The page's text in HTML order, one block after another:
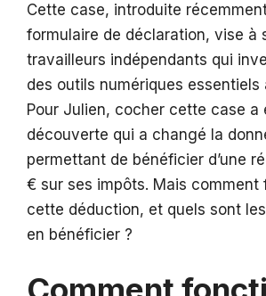
Cette case, introduite
formulaire de déclaration, vise à
travailleurs indépendants qui
des outils numériques essentiels
Pour Julien, cocher cette case a
découverte qui a changé la
permettant de bénéficier d’une
€ sur ses impôts. Mais comment
cette déduction, et quels sont
en bénéficier ?